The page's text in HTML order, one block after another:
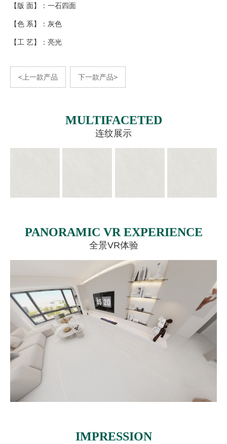
【版 面】：一石四面
【色 系】：灰色
【工 艺】：亮光
<上一款产品 下一款产品>
MULTIFACETED
连纹展示
PANORAMIC VR EXPERIENCE
全景VR体验
IMPRESSION